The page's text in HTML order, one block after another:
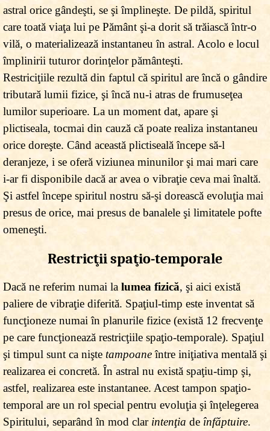
astral orice gândeşti, se şi împlineşte. De pildă, spiritul
care toată viaţa lui pe Pământ şi-a dorit să trăiască într-o
vilă, o materializează instantaneu în astral. Acolo e locul
împlinirii tuturor dorinţelor pământeşti.
Restriciţiile rezultă din faptul că spiritul are încă o gândire
tributară lumii fizice, şi încă nu-i atras de frumuseţea
lumilor superioare. La un moment dat, apare şi
plictiseala, tocmai din cauză că poate realiza instantaneu
orice doreşte. Când această plictiseală începe să-l
deranjeze, i se oferă viziunea minunilor şi mai mari care
i-ar fi disponibile dacă ar avea o vibraţie ceva mai înaltă.
Şi astfel începe spiritul nostru să-şi dorească evoluţia mai
presus de orice, mai presus de banalele şi limitatele pofte
omeneşti.
Restricţii spaţio-temporale
Dacă ne referim numai lalumea fizică, şi aici există
paliere de vibraţie diferită. Spaţiul-timp este inventat să
funcţioneze numai în planurile fizice (există 12 frecvenţe
pe care funcţionează restricţiile spaţio-temporale). Spaţiul
şi timpul sunt ca nişte tampoaneîntre iniţiativa mentală şi
realizarea ei concretă. În astral nu există spaţiu-timp şi,
astfel, realizarea este instantanee. Acest tampon spaţio-
temporal are un rol special pentru evoluţia şi înţelegerea
Spiritului, separând în mod clar intenţia de înfăptuire.